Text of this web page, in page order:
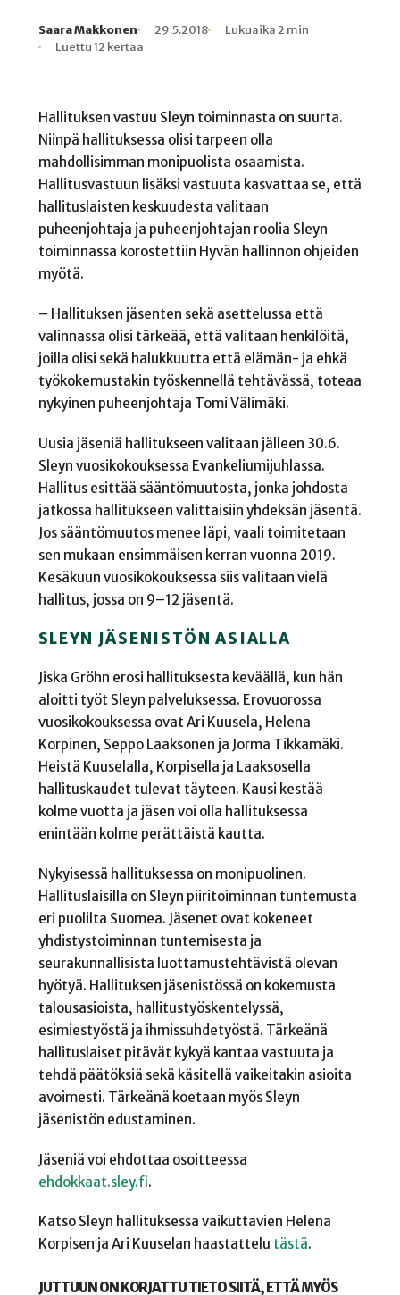
Kirjoittaja
Saara Makkonen
Julkaistu
29.5.2018
Lukuaika
Lukuaika 2 min
Lukukertoja
Luettu 12 kertaa
Hallituksen vastuu Sleyn toiminnasta on suurta.
Niinpä hallituksessa olisi tarpeen olla
mahdollisimman monipuolista osaamista.
Hallitusvastuun lisäksi vastuuta kasvattaa se, että
hallituslaisten keskuudesta valitaan
puheenjohtaja ja puheenjohtajan roolia Sleyn
toiminnassa korostettiin Hyvän hallinnon ohjeiden
myötä.
– Hallituksen jäsenten sekä asettelussa että
valinnassa olisi tärkeää, että valitaan henkilöitä,
joilla olisi sekä halukkuutta että elämän- ja ehkä
työkokemustakin työskennellä tehtävässä, toteaa
nykyinen puheenjohtaja Tomi Välimäki.
Uusia jäseniä hallitukseen valitaan jälleen 30.6.
Sleyn vuosikokouksessa Evankeliumijuhlassa.
Hallitus esittää sääntömuutosta, jonka johdosta
jatkossa hallitukseen valittaisiin yhdeksän jäsentä.
Jos sääntömuutos menee läpi, vaali toimitetaan
sen mukaan ensimmäisen kerran vuonna 2019.
Kesäkuun vuosikokouksessa siis valitaan vielä
hallitus, jossa on 9–12 jäsentä.
SLEYN JÄSENISTÖN ASIALLA
Jiska Gröhn erosi hallituksesta keväällä, kun hän
aloitti työt Sleyn palveluksessa. Erovuorossa
vuosikokouksessa ovat Ari Kuusela, Helena
Korpinen, Seppo Laaksonen ja Jorma Tikkamäki.
Heistä Kuuselalla, Korpisella ja Laaksosella
hallituskaudet tulevat täyteen. Kausi kestää
kolme vuotta ja jäsen voi olla hallituksessa
enintään kolme perättäistä kautta.
Nykyisessä hallituksessa on monipuolinen.
Hallituslaisilla on Sleyn piiritoiminnan tuntemusta
eri puolilta Suomea. Jäsenet ovat kokeneet
yhdistystoiminnan tuntemisesta ja
seurakunnallisista luottamustehtävistä olevan
hyötyä. Hallituksen jäsenistössä on kokemusta
talousasioista, hallitustyöskentelyssä,
esimiestyöstä ja ihmissuhdetyöstä. Tärkeänä
hallituslaiset pitävät kykyä kantaa vastuuta ja
tehdä päätöksiä sekä käsitellä vaikeitakin asioita
avoimesti. Tärkeänä koetaan myös Sleyn
jäsenistön edustaminen.
Jäseniä voi ehdottaa osoitteessa
ehdokkaat.sley.fi.
Katso Sleyn hallituksessa vaikuttavien Helena
Korpisen ja Ari Kuuselan haastattelu tästä.
JUTTUUN ON KORJATTU TIETO SIITÄ, ETTÄ MYÖS